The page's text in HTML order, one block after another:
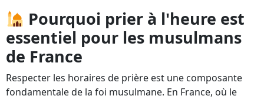
Pourquoi prier à l'heure est
essentiel pour les musulmans
de France
Respecter les horaires de prière est une composante
fondamentale de la foi musulmane. En France, où le